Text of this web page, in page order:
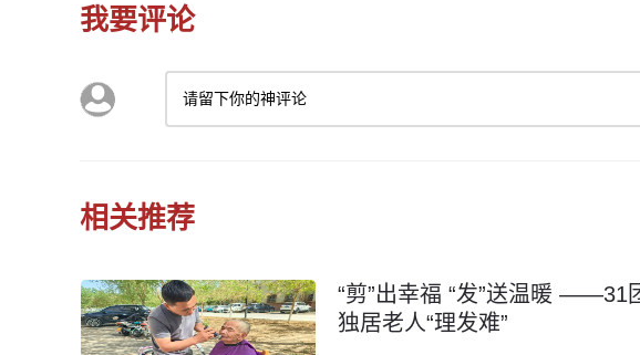
我要评论
请留下你的神评论
相关推荐
“剪”出幸福 “发”送温暖 ——31
独居老人“理发难”